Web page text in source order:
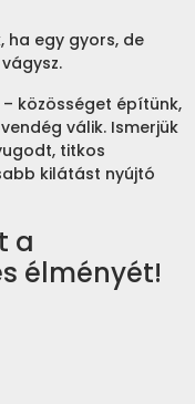
ha egy gyors, de
közösséget építünk,
válik. Ismerjük
titkos
kilátást nyújtó
a
élményét!